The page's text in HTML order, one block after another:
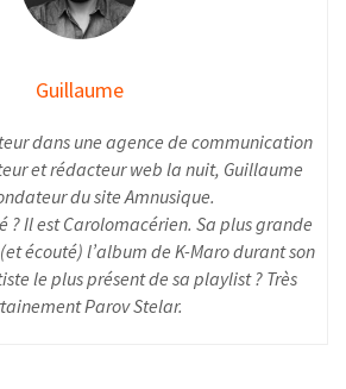
Guillaume
dans une agence de communication
et rédacteur web la nuit, Guillaume
du site Amnusique.
? Il est Carolomacérien. Sa plus grande
écouté) l’album de K-Maro durant son
le plus présent de sa playlist ? Très
Parov Stelar.